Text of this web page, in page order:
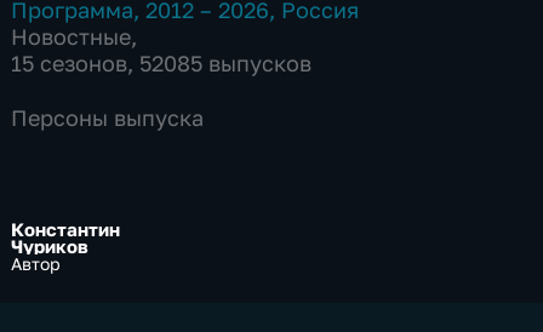
Программа, 2012 – 2026, Россия
Новостные,
15 сезонов, 52085 выпусков
Персоны выпуска
Константин
Чуриков
Автор